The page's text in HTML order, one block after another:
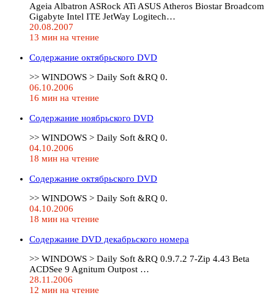
Ageia Albatron ASRock ATi ASUS Atheros Biostar Broadcom
Gigabyte Intel ITE JetWay Logitech…
20.08.2007
13 мин на чтение
Содержание октябрьского DVD
>> WINDOWS > Daily Soft &RQ 0.
06.10.2006
16 мин на чтение
Содержание ноябрьского DVD
>> WINDOWS > Daily Soft &RQ 0.
04.10.2006
18 мин на чтение
Содержание октябрьского DVD
>> WINDOWS > Daily Soft &RQ 0.
04.10.2006
18 мин на чтение
Содержание DVD декабрьского номера
>> WINDOWS > Daily Soft &RQ 0.9.7.2 7-Zip 4.43 Beta
ACDSee 9 Agnitum Outpost …
28.11.2006
12 мин на чтение